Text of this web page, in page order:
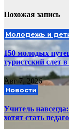
Похожая запись
Молодежь и
150 молодых
туристский слет
Авг 7, 2026
Новости
Учитель
хотят стать